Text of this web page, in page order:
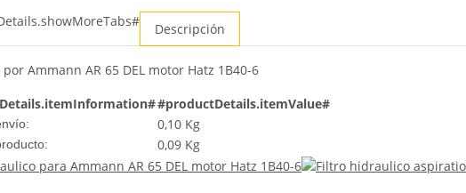
Descripción
Ammann AR 65 DEL motor Hatz 1B40-6
#productDetails.itemValue#
0,10 Kg
0,09 Kg